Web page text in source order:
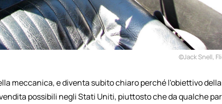
©Jack Snell,
meccanica, e diventa subito chiaro perché l'obiettivo della
possibili negli Stati Uniti, piuttosto che da qualche